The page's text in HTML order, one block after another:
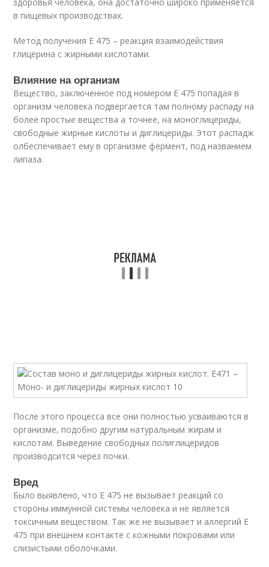
в пищевых производствах.
Метод получения Е 475 – реакция взаимодействия
глицерина с жирными кислотами.
Влияние на организм
Вещество, заключенное под номером Е 475 попадая в
организм человека подвергается там полному распаду на
более простые вещества а точнее, на моноглицериды,
свободные жирные кислоты и диглицериды. Этот распадж
олбеспечивает ему в организме фермент, под названием
липаза.
После этого процесса все они полностью усваиваются в
организме, подобно другим натуральным жирам и
кислотам. Выведение свободных полиглицеридов
производсится через почки.
Вред
Было выявлено, что Е 475 не вызывает реакций со
стороны иммунной системы человека и не является
токсичным веществом. Так же не вызывает и аллергий Е
475 при внешнем контакте с кожными покровами или
слизистыми оболочками.